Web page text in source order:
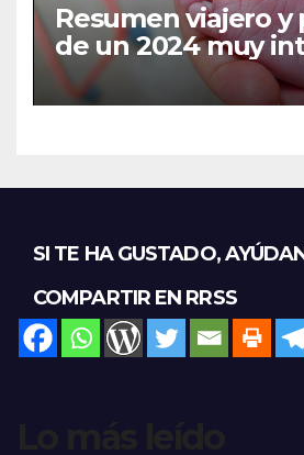
Resumen viajero y
de un 2024 muy
SI TE HA GUSTADO,
COMPARTIR EN RRSS